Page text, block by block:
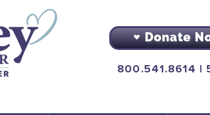
Donate
800.541.8614 |